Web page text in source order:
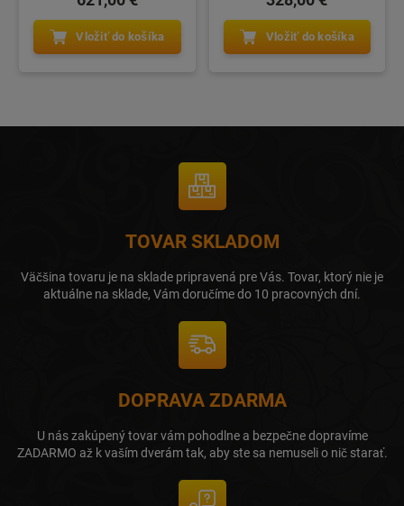
Vložiť do košíka Vložiť do košíka
TOVAR SKLADOM
Väčšina tovaru je na sklade pripravená pre Vás. Tovar, ktorý nie je
aktuálne na sklade, Vám doručíme do 10 pracovných dní.
DOPRAVA ZDARMA
U nás zakúpený tovar vám pohodlne a bezpečne dopravíme
ZADARMO až k vaším dverám tak, aby ste sa nemuseli o nič starať.